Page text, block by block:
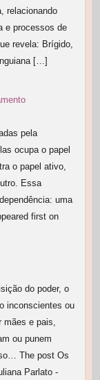
relacionando
e processos de
revela: Brígido,
[…]
pela
ocupa o papel
o papel ativo,
Essa
uma
first on
do poder, o
inconscientes ou
e pais,
ou punem
The post Os
Parlato -